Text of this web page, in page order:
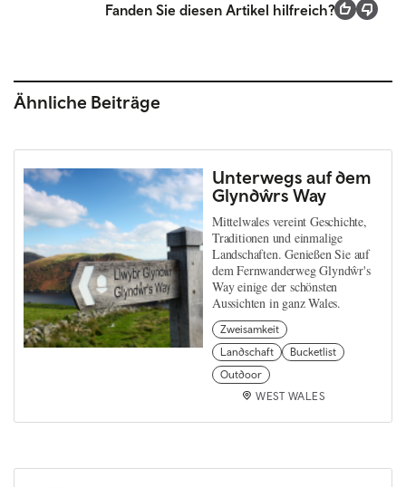
Fanden Sie diesen Artikel hilfreich?
Ähnliche Beiträge
Unterwegs auf dem
Glyndŵrs Way
Mittelwales vereint Geschichte,
Traditionen und einmalige
Landschaften. Genießen Sie auf
dem Fernwanderweg Glyndŵr's
Way einige der schönsten
Aussichten in ganz Wales.
Zweisamkeit
Landschaft
Bucketlist
Outdoor
WEST WALES